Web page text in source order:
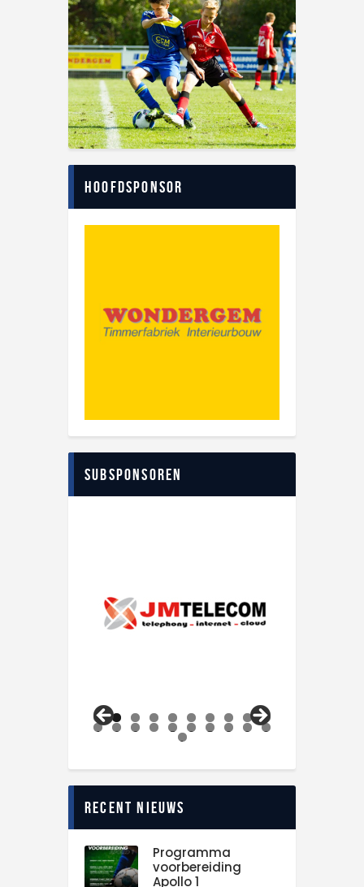
Hoofdsponsor
Subsponsoren
0
1 2 3 4 5 6 7 8 9 0
1
Recent nieuws
Programma
voorbereiding
Apollo 1